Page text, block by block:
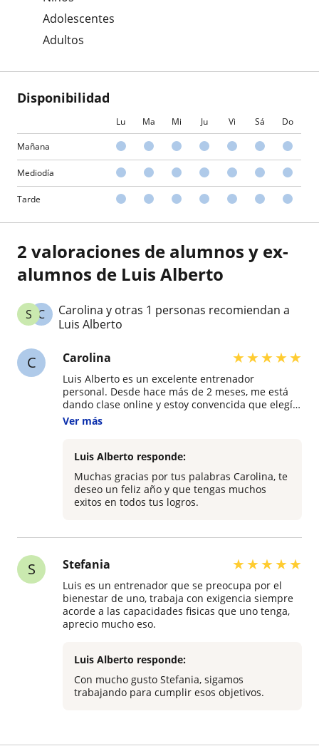
Adolescentes
Adultos
Disponibilidad
Lu Ma Mi Ju Vi Sá Do
Mañana
Mediodía
Tarde
2 valoraciones de alumnos y ex-
alumnos de Luis Alberto
C
S
Carolina y otras 1 personas recomiendan a
Luis Alberto
C Carolina ★★★★★
Luis Alberto es un excelente entrenador
personal. Desde hace más de 2 meses, me está
dando clase online y estoy convencida que elegí
la mejor opción. Es un profesional dedicado.
nota que ha estudiado educación física. Está
ejercicios para corregirte o para decirte que lo
haces bien. Se acopla perfectamente a lo que
uno quiere.. Si quieres ir a una intensidad alta,
dudas, Luis Alberto ha sido y es el mejor.
Ver más
Luis Alberto responde:
Muchas gracias por tus palabras Carolina, te
deseo un feliz año y que tengas muchos
exitos en todos tus logros.
S Stefania ★★★★★
Luis es un entrenador que se preocupa por el
bienestar de uno, trabaja con exigencia siempre
acorde a las capacidades fisicas que uno tenga,
aprecio mucho eso.
Luis Alberto responde:
Con mucho gusto Stefania, sigamos
trabajando para cumplir esos objetivos.